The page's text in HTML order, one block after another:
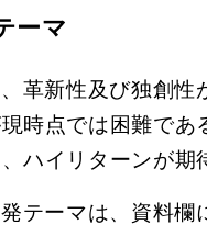
ーマ
革新性及び独創
時点では困難で
ハイリターンが期
テーマは、資料